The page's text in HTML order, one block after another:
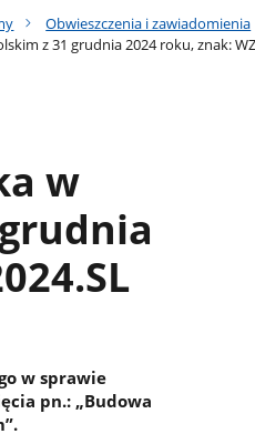
Obwieszczenia i zawiadomienia
z 31 grudnia 2024 roku, znak:
w
w sprawie
pn.: „Budowa